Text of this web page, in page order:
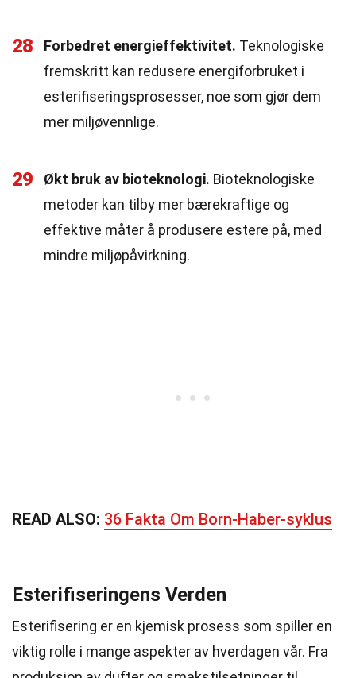
28 Forbedret energieffektivitet. Teknologiske
fremskritt kan redusere energiforbruket i
esterifiseringsprosesser, noe som gjør dem
mer miljøvennlige.
29 Økt bruk av bioteknologi. Bioteknologiske
metoder kan tilby mer bærekraftige og
effektive måter å produsere estere på, med
mindre miljøpåvirkning.
READ ALSO: 36 Fakta Om Born-Haber-syklus
Esterifiseringens Verden
Esterifisering er en kjemisk prosess som spiller en
viktig rolle i mange aspekter av hverdagen vår. Fra